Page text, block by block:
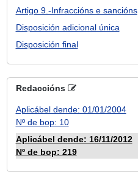
Artigo 9.-Infraccións e sancións
Disposición adicional única
Disposición final
Redaccións
Aplicábel dende: 01/01/2004
Nº de bop: 10
Aplicábel dende: 16/11/2012
Nº de bop: 219